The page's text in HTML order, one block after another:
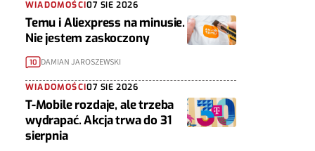
WIADOMOŚCI07 SIE 2026
Temu i Aliexpress na minusie.
Nie jestem zaskoczony
10 DAMIAN JAROSZEWSKI
WIADOMOŚCI07 SIE 2026
T-Mobile rozdaje, ale trzeba
wydrapać. Akcja trwa do 31
sierpnia